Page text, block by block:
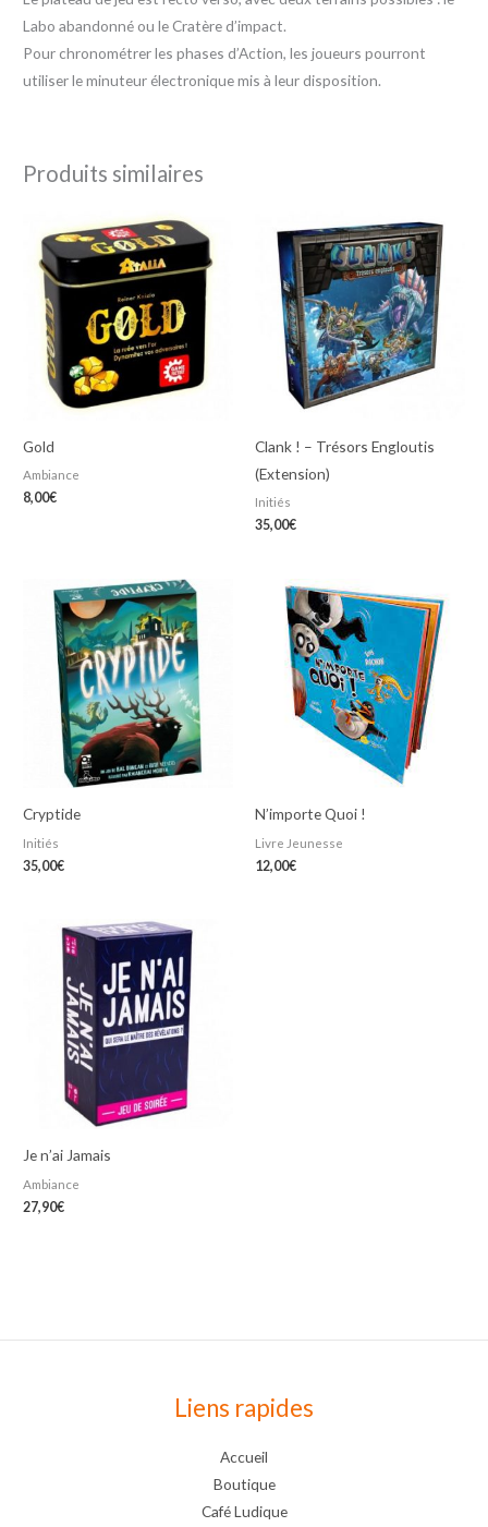
Labo abandonné ou le Cratère d’impact.
Pour chronométrer les phases d’Action, les joueurs pourront
utiliser le minuteur électronique mis à leur disposition.
Produits similaires
Gold
Ambiance
8,00€
Clank ! – Trésors Engloutis
(Extension)
Initiés
35,00€
Cryptide
Initiés
35,00€
N’importe Quoi !
Livre Jeunesse
12,00€
Je n’ai Jamais
Ambiance
27,90€
Liens rapides
Accueil
Boutique
Café Ludique